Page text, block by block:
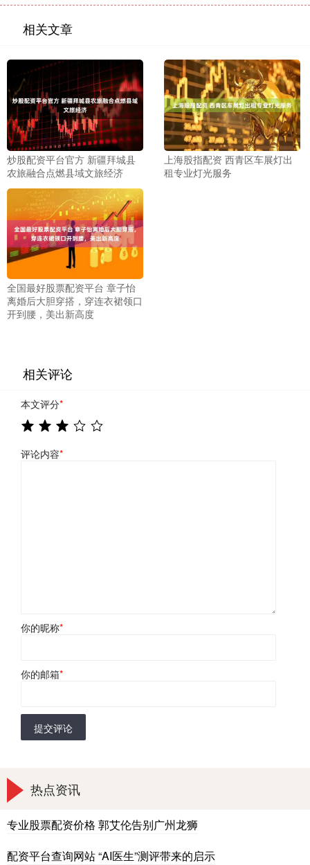
相关文章
炒股配资平台官方 新疆拜城县
农旅融合点燃县域文旅经济
上海股指配资 西青区车展灯出
租专业灯光服务
全国最好股票配资平台 章子怡
离婚后大胆穿搭，穿连衣裙领口
开到腰，美出新高度
相关评论
本文评分*
评论内容*
你的昵称*
你的邮箱*
提交评论
热点资讯
专业股票配资价格 郭艾伦告别广州龙狮
配资平台查询网站 “AI医生”测评带来的启示